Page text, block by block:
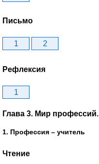
Письмо
1 2
Рефлексия
1
Глава 3. Мир профессий.
1. Профессия – учитель
Чтение